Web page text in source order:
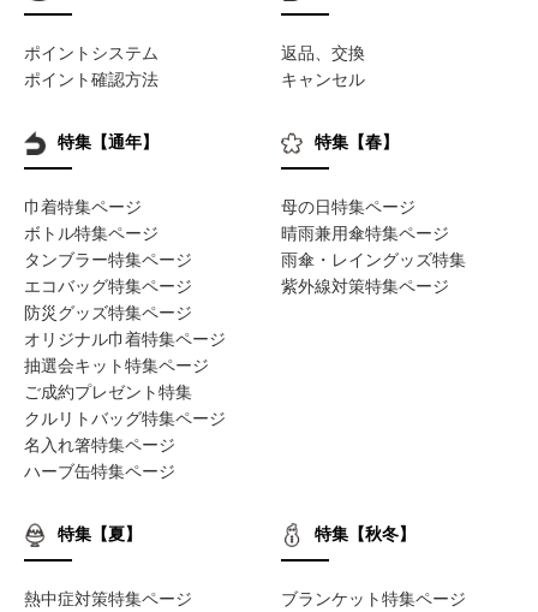
ポイントシステム
ポイント確認方法
返品、交換
キャンセル
特集【通年】
巾着特集ページ
ボトル特集ページ
タンブラー特集ページ
エコバッグ特集ページ
防災グッズ特集ページ
オリジナル巾着特集ページ
抽選会キット特集ページ
ご成約プレゼント特集
クルリトバッグ特集ページ
名入れ箸特集ページ
ハーブ缶特集ページ
特集【春】
母の日特集ページ
晴雨兼用傘特集ページ
雨傘・レイングッズ特集
紫外線対策特集ページ
特集【夏】
熱中症対策特集ページ
特集【秋冬】
ブランケット特集ページ